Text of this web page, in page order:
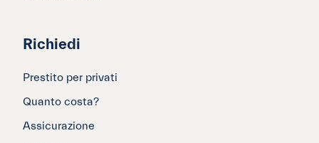
Richiedi
Prestito per privati
Quanto costa?
Assicurazione